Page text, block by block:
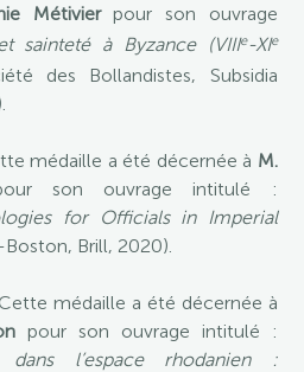
Métivierpour son ouvrage
sainteté à Byzance (VIIIe-XIe
des Bollandistes, Subsidia
médaille a été décernée à M.
son ouvrage intitulé :
for Officials in Imperial
Boston, Brill, 2020).
médaille a été décernée à
pour son ouvrage intitulé :
dans l’espace rhodanien :